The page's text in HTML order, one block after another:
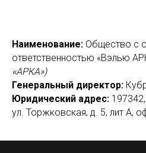
Наименование: Общество с
ответственностью «Вэлью
«АРКА»)
Генеральный директор:
Юридический адрес:
ул. Торжковская, д. 5, лит А,